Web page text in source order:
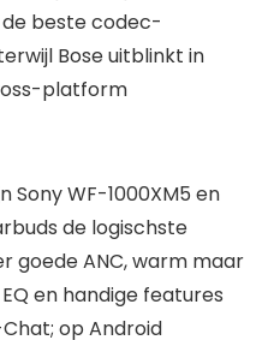
beste codec-
Bose uitblinkt in
platform
Sony WF-1000XM5 en
de logischste
goede ANC, warm maar
en handige features
op Android